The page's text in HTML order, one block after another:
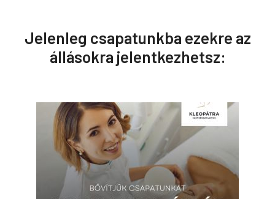
Jelenleg csapatunkba ezekre az
állásokra jelentkezhetsz: